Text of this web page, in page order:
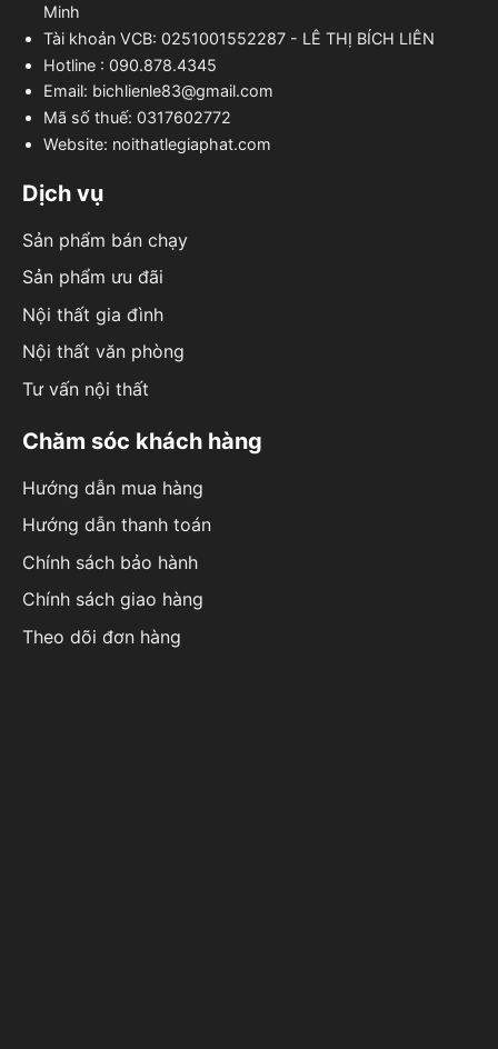
Minh
Tài khoản VCB: 0251001552287 - LÊ THỊ BÍCH LIÊN
Hotline : 090.878.4345
Email: bichlienle83@gmail.com
Mã số thuế: 0317602772
Website: noithatlegiaphat.com
Dịch vụ
Sản phẩm bán chạy
Sản phẩm ưu đãi
Nội thất gia đình
Nội thất văn phòng
Tư vấn nội thất
Chăm sóc khách hàng
Hướng dẫn mua hàng
Hướng dẫn thanh toán
Chính sách bảo hành
Chính sách giao hàng
Theo dõi đơn hàng